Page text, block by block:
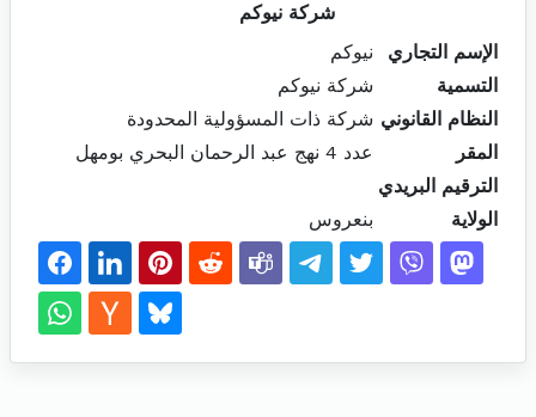
شركة نيوكم
الإسم التجاري
نيوكم
التسمية
شركة نيوكم
النظام القانوني شركة ذات المسؤولية المحدودة
المقر
عدد 4 نهج عبد الرحمان البحري بومهل
الترقيم البريدي
الولاية
بنعروس